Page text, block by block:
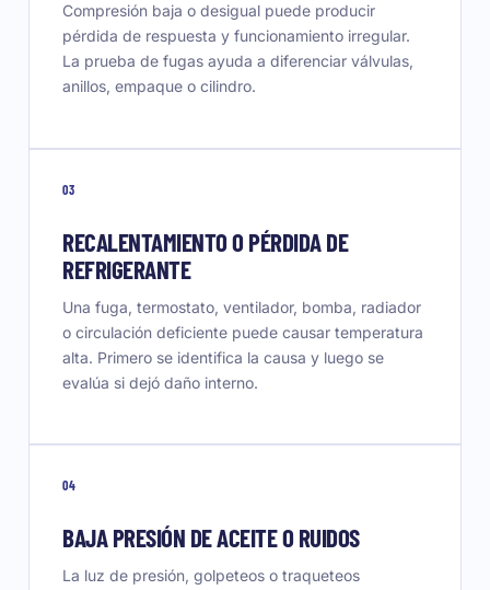
Compresión baja o desigual puede producir
pérdida de respuesta y funcionamiento irregular.
La prueba de fugas ayuda a diferenciar válvulas,
anillos, empaque o cilindro.
03
RECALENTAMIENTO O PÉRDIDA DE
REFRIGERANTE
Una fuga, termostato, ventilador, bomba, radiador
o circulación deficiente puede causar temperatura
alta. Primero se identifica la causa y luego se
evalúa si dejó daño interno.
04
BAJA PRESIÓN DE ACEITE O RUIDOS
La luz de presión, golpeteos o traqueteos